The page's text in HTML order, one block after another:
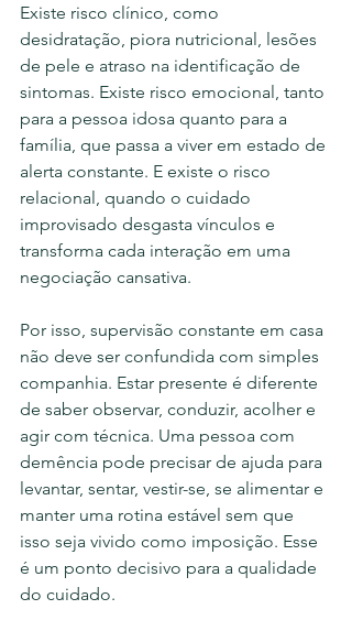
Existe risco clínico, como
desidratação, piora nutricional, lesões
de pele e atraso na identificação de
sintomas. Existe risco emocional, tanto
para a pessoa idosa quanto para a
família, que passa a viver em estado de
alerta constante. E existe o risco
relacional, quando o cuidado
improvisado desgasta vínculos e
transforma cada interação em uma
negociação cansativa.
Por isso, supervisão constante em casa
não deve ser confundida com simples
companhia. Estar presente é diferente
de saber observar, conduzir, acolher e
agir com técnica. Uma pessoa com
demência pode precisar de ajuda para
levantar, sentar, vestir-se, se alimentar e
manter uma rotina estável sem que
isso seja vivido como imposição. Esse
é um ponto decisivo para a qualidade
do cuidado.